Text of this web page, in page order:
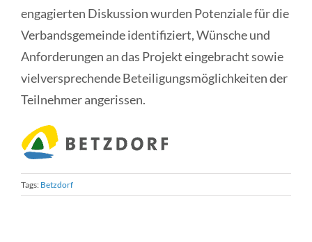
engagierten Diskussion wurden Potenziale für die
Verbandsgemeinde identifiziert, Wünsche und
Anforderungen an das Projekt eingebracht sowie
vielversprechende Beteiligungsmöglichkeiten der
Teilnehmer angerissen.
Tags: Betzdorf